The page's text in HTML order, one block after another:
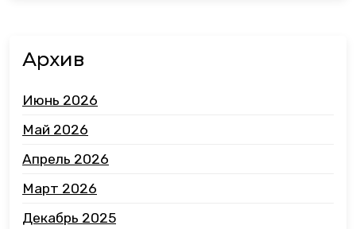
Архив
Июнь 2026
Май 2026
Апрель 2026
Март 2026
Декабрь 2025